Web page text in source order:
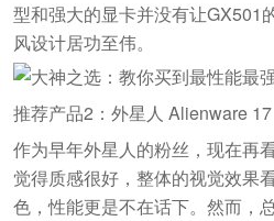
型和强大的显卡并没有让GX501
风设计居功至伟。
推荐产品2：外星人 Alienware 17
作为早年外星人的粉丝，现在再
觉得质感很好，整体的视觉效果
色，性能更是不在话下。然而，